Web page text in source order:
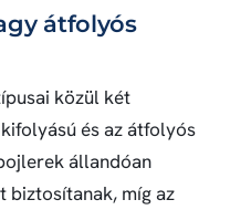
átfolyós
közül két
és az átfolyós
állandóan
biztosítanak, míg az